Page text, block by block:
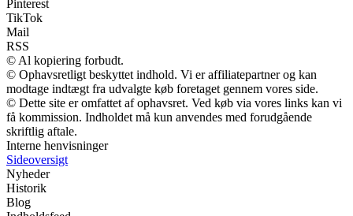
Pinterest
TikTok
Mail
RSS
© Al kopiering forbudt.
© Ophavsretligt beskyttet indhold. Vi er affiliatepartner og kan
modtage indtægt fra udvalgte køb foretaget gennem vores side.
© Dette site er omfattet af ophavsret. Ved køb via vores links kan vi
få kommission. Indholdet må kun anvendes med forudgående
skriftlig aftale.
Interne henvisninger
Sideoversigt
Nyheder
Historik
Blog